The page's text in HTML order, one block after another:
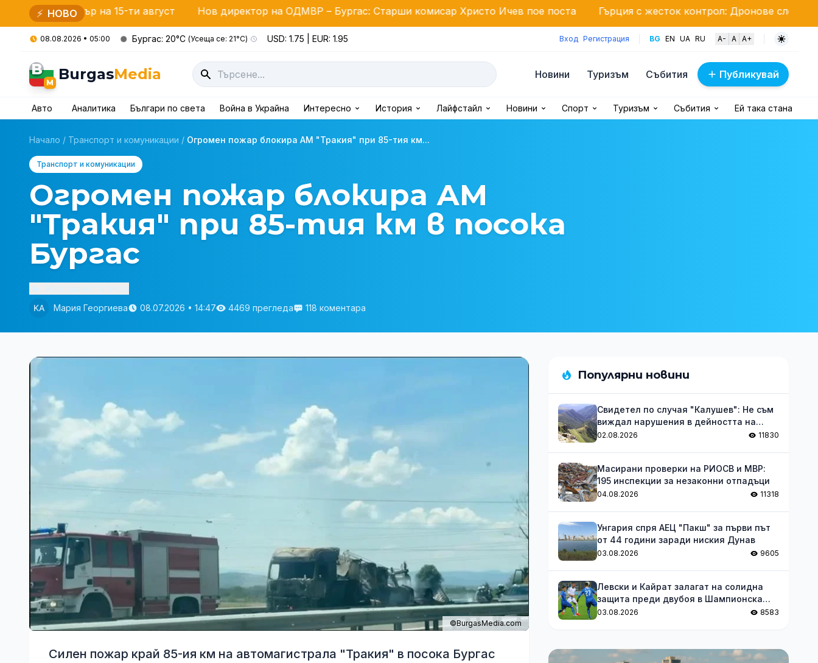
⚡ НОВО
на 15-ти август Нов директор на ОДМВР – Бургас: Старши комисар Христо Ичев пое поста Гърция с жесток контрол: Дронове следят за
08.08.2026 • 05:00 Бургас: 20°C (Усеща се: 21°C) USD: 1.75 | EUR: 1.95 Вход Регистрация BG EN UA RU A- A A+
B
M BurgasMedia Новини Туризъм Събития Публикувай
Авто Аналитика Българи по света Война в Украйна Интересно История Лайфстайл Новини Спорт Туризъм Събития Ей така стана
Начало / Транспорт и комуникации / Огромен пожар блокира АМ "Тракия" при 85-тия км...
Транспорт и комуникации
Огромен пожар блокира АМ
"Тракия" при 85-тия км в посока
Бургас
Мария Георгиева
08.07.2026 • 14:47 4469 прегледа 118 коментара
©BurgasMedia.com
Силен пожар край 85-ия км на автомагистрала "Тракия" в посока Бургас
Популярни новини
Свидетел по случая "Калушев": Не съм
виждал нарушения в дейността на
групата
02.08.2026 11830
Масирани проверки на РИОСВ и МВР:
195 инспекции за незаконни отпадъци
04.08.2026 11318
Унгария спря АЕЦ "Пакш" за първи път
от 44 години заради ниския Дунав
03.08.2026 9605
Левски и Кайрат залагат на солидна
защита преди двубоя в Шампионска
лига
03.08.2026 8583